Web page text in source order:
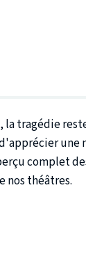
tragédie
complet
nos théâtres.